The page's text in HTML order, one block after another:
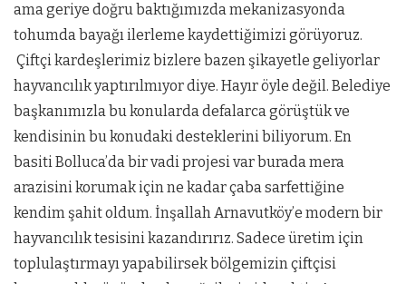
ama geriye doğru baktığımızda mekanizasyonda
tohumda bayağı ilerleme kaydettiğimizi görüyoruz.
Çiftçi kardeşlerimiz bizlere bazen şikayetle geliyorlar
hayvancılık yaptırılmıyor diye. Hayır öyle değil. Belediye
başkanımızla bu konularda defalarca görüştük ve
kendisinin bu konudaki desteklerini biliyorum. En
basiti Bolluca’da bir vadi projesi var burada mera
arazisini korumak için ne kadar çaba sarfettiğine
kendim şahit oldum. İnşallah Arnavutköy’e modern bir
hayvancılık tesisini kazandırırız. Sadece üretim için
toplulaştırmayı yapabilirsek bölgemizin çiftçisi